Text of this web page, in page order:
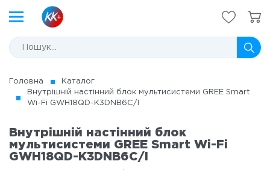
Головна
Каталог
Внутрішній настінний блок мультисистеми GREE Smart
Wi-Fi GWH18QD-K3DNB6C/I
Внутрішній настінний блок
мультисистеми GREE Smart Wi-Fi
GWH18QD-K3DNB6C/I